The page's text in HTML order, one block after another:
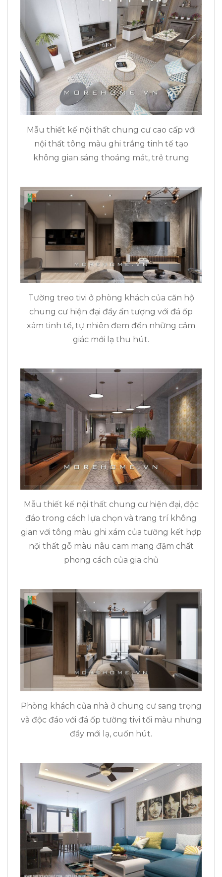
Mẫu thiết kế nội thất chung cư cao cấp với
nội thất tông màu ghi trắng tinh tế tạo
không gian sáng thoáng mát, trẻ trung
Tường treo tivi ở phòng khách của căn hộ
chung cư hiện đại đầy ấn tượng với đá ốp
xám tinh tế, tự nhiên đem đến những cảm
giác mới lạ thu hút.
Mẫu thiết kế nội thất chung cư hiện đại, độc
đáo trong cách lựa chọn và trang trí không
gian với tông màu ghi xám của tường kết hợp
nội thất gỗ màu nâu cam mang đậm chất
phong cách của gia chủ
Phòng khách của nhà ở chung cư sang trọng
và độc đáo với đá ốp tường tivi tối màu nhưng
đầy mới lạ, cuốn hút.